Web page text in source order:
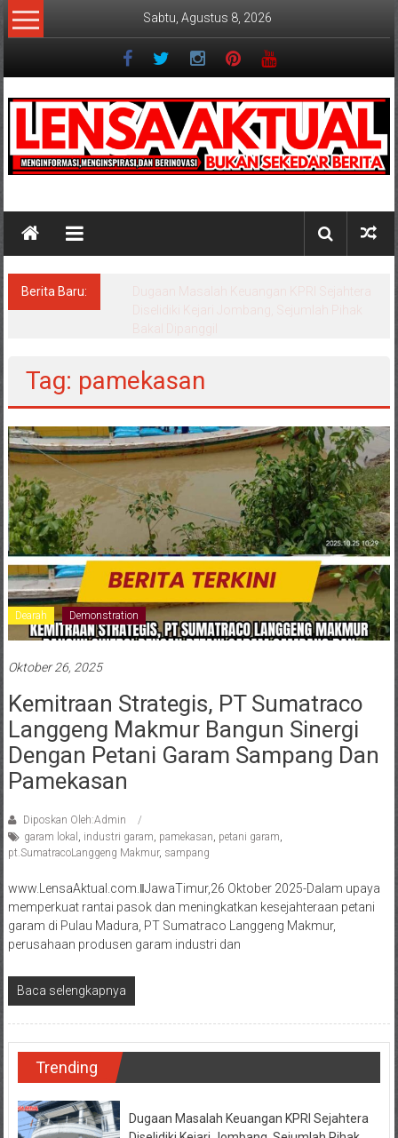
Lompat
ke
Sabtu, Agustus 8, 2026
Berita Baru:
Program Kampung Nelayan Merah Putih
Masuk Lamongan, Paciran & Brondong Jadi
Pusat Ekonomi Pesisir
Tag: pamekasan
Dearah Demonstration
Oktober 26, 2025
Kemitraan Strategis, PT Sumatraco
Langgeng Makmur Bangun Sinergi
Dengan Petani Garam Sampang Dan
Pamekasan
Diposkan Oleh:Admin
garam lokal
industri garam pamekasan petani garam
pt.SumatracoLanggeng Makmur, sampang
www.LensaAktual.com.ǁJawaTimur,26 Oktober 2025-Dalam upaya
memperkuat rantai pasok dan meningkatkan kesejahteraan petani
garam di Pulau Madura, PT Sumatraco Langgeng Makmur,
perusahaan produsen garam industri dan
Baca selengkapnya
Trending
Dugaan Masalah Keuangan KPRI Sejahtera